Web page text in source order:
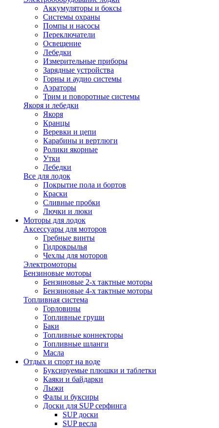
Аккумуляторы и боксы
Системы охраны
Помпы и насосы
Переключатели
Освещение
Лебедки
Измерительные приборы
Зарядные устройства
Горны и аудио системы
Аэраторы
Трим и поворотные системы
Якоря и лебедки
Якоря
Кранцы
Веревки и цепи
Карабины и вертлюги
Ролики якорные
Утки
Лебедки
Все для лодок
Покрытие пола и бортов
Краски
Сливные пробки
Лючки и люки
Моторы для лодок
Аксессуары для моторов
Гребные винты
Гидрокрылья
Чехлы для моторов
Электромоторы
Бензиновые моторы
Бензиновые 2-х тактные моторы
Бензиновые 4-х тактные моторы
Топливная система
Горловины
Топливные груши
Баки
Топливные коннекторы
Топливные шланги
Масла
Отдых и спорт на воде
Буксируемые плюшки и таблетки
Каяки и байдарки
Лыжи
Фалы и буксиры
Доски для SUP серфинга
SUP доски
SUP весла